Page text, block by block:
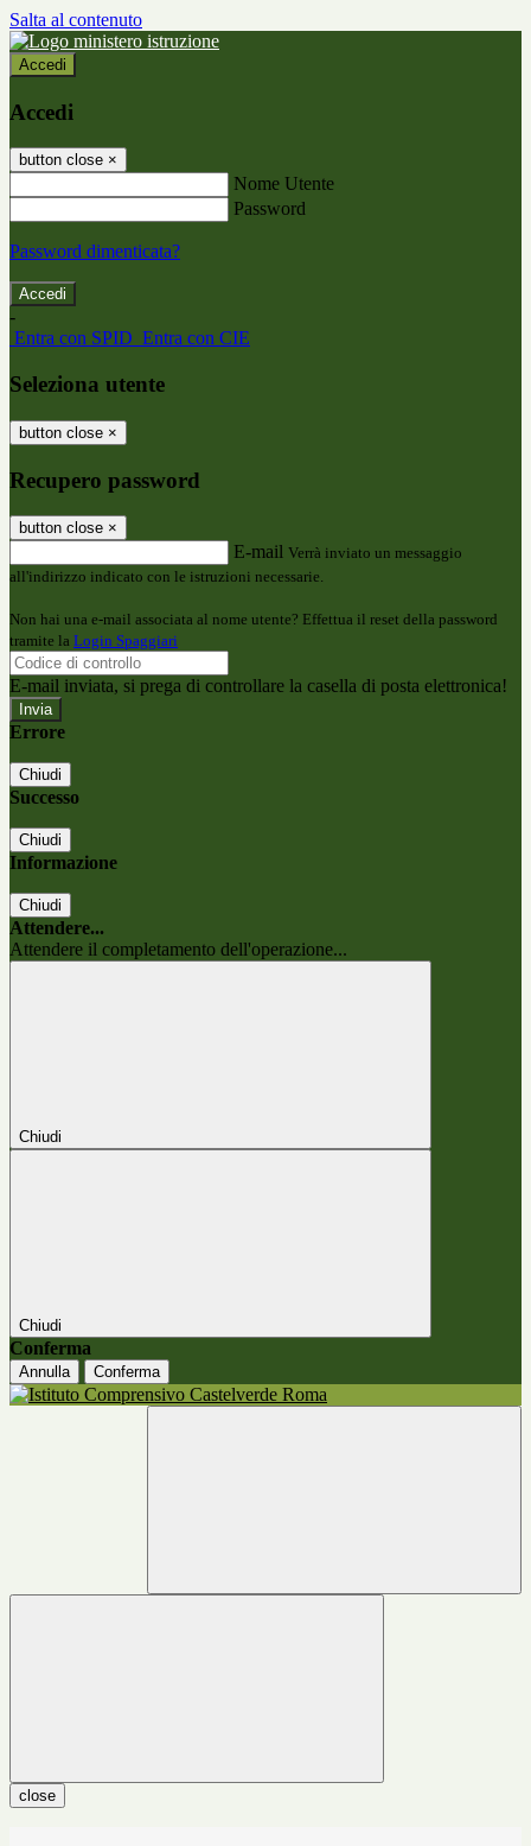
Salta al contenuto
Accedi
Accedi
button close ×
Nome Utente
Password
Password dimenticata?
-
Entra con SPID Entra con CIE
Seleziona utente
button close ×
Recupero password
button close ×
E-mail Verrà inviato un messaggio
all'indirizzo indicato con le istruzioni necessarie.
Non hai una e-mail associata al nome utente? Effettua il reset della password
tramite la Login Spaggiari
E-mail inviata, si prega di controllare la casella di posta elettronica!
Errore
Chiudi
Successo
Chiudi
Informazione
Chiudi
Attendere...
Attendere il completamento dell'operazione...
Chiudi
Chiudi
Conferma
Annulla Conferma
close